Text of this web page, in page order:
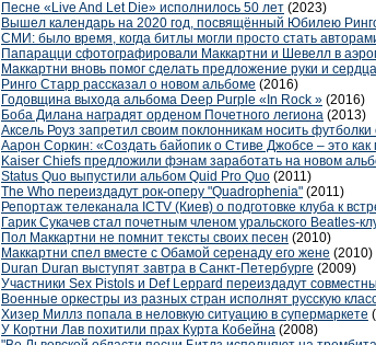
Песне «Live And Let Die» исполнилось 50 лет (2023)
Вышел календарь на 2020 год, посвящённый Юбилею
СМИ: было время, когда битлы могли просто стать
Папарацци сфотографировали Маккартни и Шевелл в
Маккартни вновь помог сделать предложение руки и сердца
Ринго Старр рассказал о новом альбоме (2016)
Годовщина выхода альбома Deep Purple «In Rock » (2016)
Боба Дилана наградят орденом Почетного легиона (2013)
Аксель Роуз запретил своим поклонникам носить
Аарон Соркин: «Создать байопик о Стиве Джобсе – это как
Kaiser Chiefs предложили фэнам заработать на новом
Status Quo выпустили альбом Quid Pro Quo (2011)
The Who переиздадут рок-оперу "Quadrophenia" (2011)
Репортаж телеканала ICTV (Киев) о подготовке клуба к
Гарик Сукачев стал почетным членом уральского Beatles-
Пол Маккартни не помнит тексты своих песен (2010)
Маккартни спел вместе с Обамой серенаду его жене (2010)
Duran Duran выступят завтра в Санкт-Петербурге (2009)
Участники Sex Pistols и Def Leppard переиздадут
Военные оркестры из разных стран исполнят русскую
Хизер Миллз попала в неловкую ситуацию в супермаркете
У Кортни Лав похитили прах Курта Кобейна (2008)